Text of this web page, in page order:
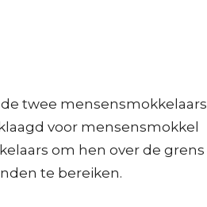
twee mensensmokkelaars
voor mensensmokkel
om hen over de grens
te bereiken.